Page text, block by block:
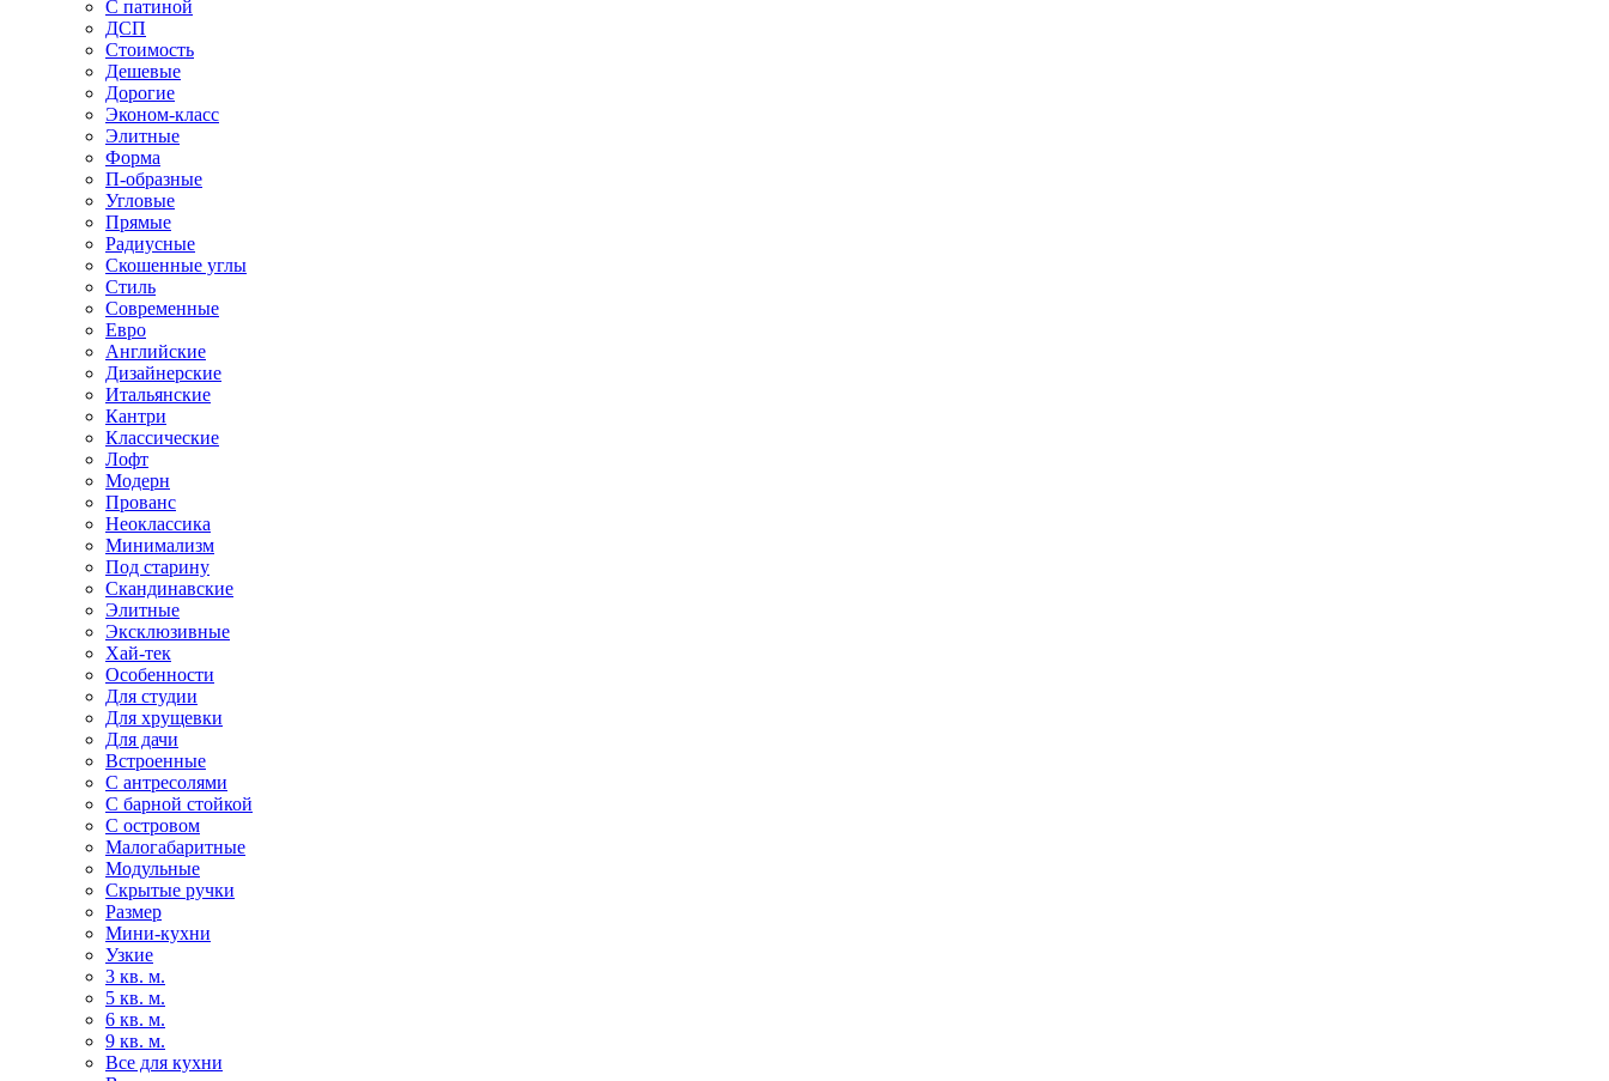
С патиной
ДСП
Стоимость
Дешевые
Дорогие
Эконом-класс
Элитные
Форма
П-образные
Угловые
Прямые
Радиусные
Скошенные углы
Стиль
Современные
Евро
Английские
Дизайнерские
Итальянские
Кантри
Классические
Лофт
Модерн
Прованс
Неоклассика
Минимализм
Под старину
Скандинавские
Элитные
Эксклюзивные
Хай-тек
Особенности
Для студии
Для хрущевки
Для дачи
Встроенные
С антресолями
С барной стойкой
С островом
Малогабаритные
Модульные
Скрытые ручки
Размер
Мини-кухни
Узкие
3 кв. м.
5 кв. м.
6 кв. м.
9 кв. м.
Все для кухни